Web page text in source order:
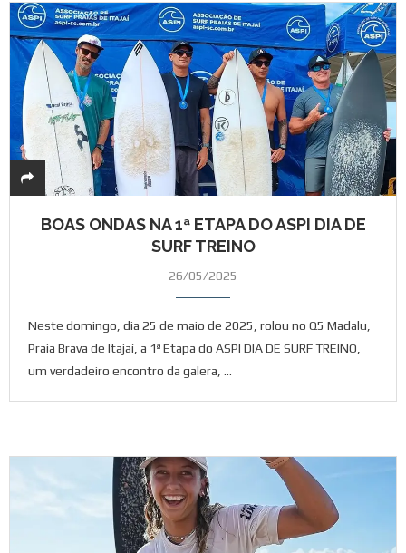
BOAS ONDAS NA 1ª ETAPA DO ASPI DIA DE
SURF TREINO
26/05/2025
Neste domingo, dia 25 de maio de 2025, rolou no Q5 Madalu,
Praia Brava de Itajaí, a 1ª Etapa do ASPI DIA DE SURF TREINO,
um verdadeiro encontro da galera, …